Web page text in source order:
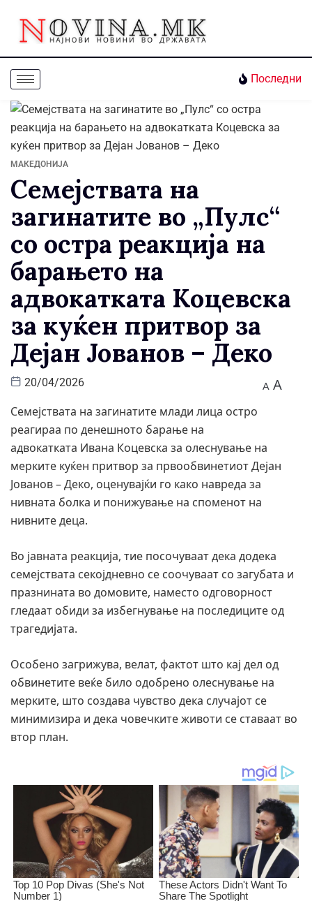
Последни
МАКЕДОНИЈА
Семејствата на
загинатите во „Пулс“
со остра реакција на
барањето на
адвокатката Коцевска
за куќен притвор за
Дејан Јованов – Деко
20/04/2026 A A
Семејствата на загинатите млади лица остро
реагираа по денешното барање на
адвокатката Ивана Коцевска за олеснување на
мерките куќен притвор за првообвинетиот Дејан
Јованов – Деко, оценувајќи го како навреда за
нивната болка и понижување на споменот на
нивните деца.
Во јавната реакција, тие посочуваат дека додека
семејствата секојдневно се соочуваат со загубата и
празнината во домовите, наместо одговорност
гледаат обиди за избегнување на последиците од
трагедијата.
Особено загрижува, велат, фактот што кај дел од
обвинетите веќе било одобрено олеснување на
мерките, што создава чувство дека случајот се
минимизира и дека човечките животи се ставаат во
втор план.